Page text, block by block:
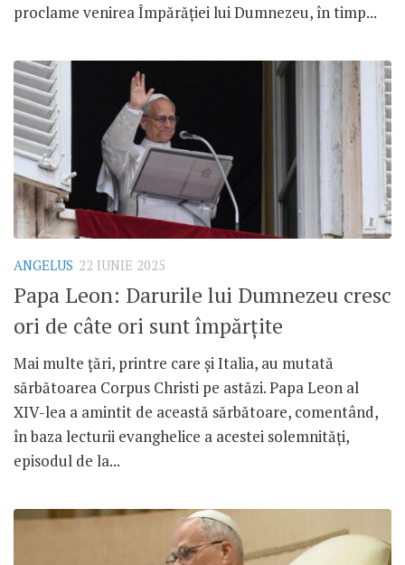
proclame venirea Împărăției lui Dumnezeu, în timp...
ANGELUS 22 IUNIE 2025
Papa Leon: Darurile lui Dumnezeu cresc
ori de câte ori sunt împărțite
Mai multe țări, printre care și Italia, au mutată
sărbătoarea Corpus Christi pe astăzi. Papa Leon al
XIV-lea a amintit de această sărbătoare, comentând,
în baza lecturii evanghelice a acestei solemnități,
episodul de la...